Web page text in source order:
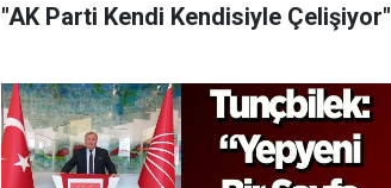
"AK Parti Kendi Kendisiyle Çelişiyor"